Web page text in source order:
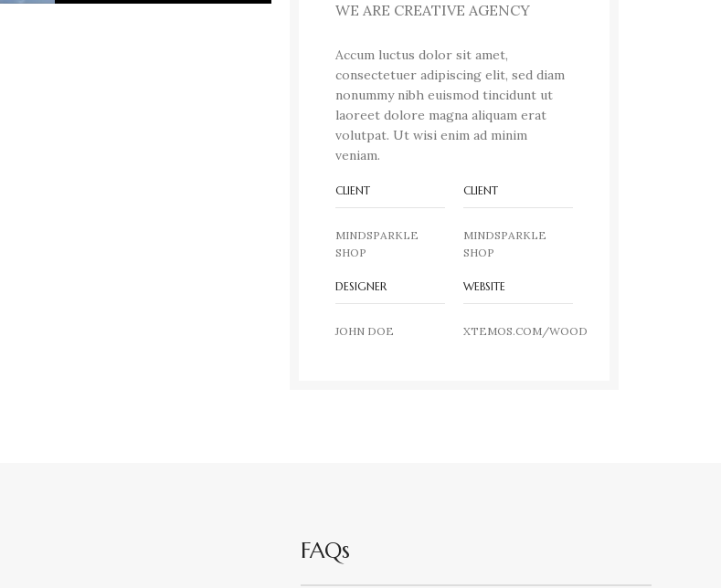
WE ARE CREATIVE AGENCY
Accum luctus dolor sit amet,
consectetuer adipiscing elit, sed diam
nonummy nibh euismod tincidunt ut
laoreet dolore magna aliquam erat
volutpat. Ut wisi enim ad minim
veniam.
CLIENT
MINDSPARKLE
SHOP
CLIENT
MINDSPARKLE
SHOP
DESIGNER
JOHN DOE
WEBSITE
XTEMOS.COM/WOOD
FAQs